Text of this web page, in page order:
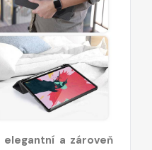
elegantní a zároveň